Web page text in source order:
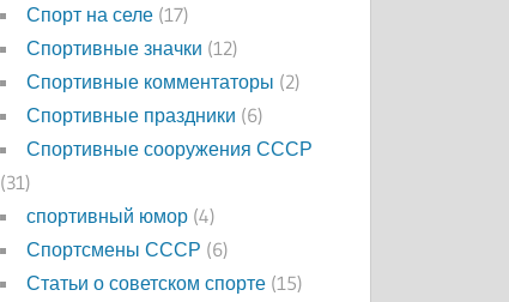
Спорт на селе (17)
Спортивные значки (12)
Спортивные комментаторы (2)
Спортивные праздники (6)
Спортивные сооружения СССР
(31)
спортивный юмор (4)
Спортсмены СССР (6)
Статьи о советском спорте (15)